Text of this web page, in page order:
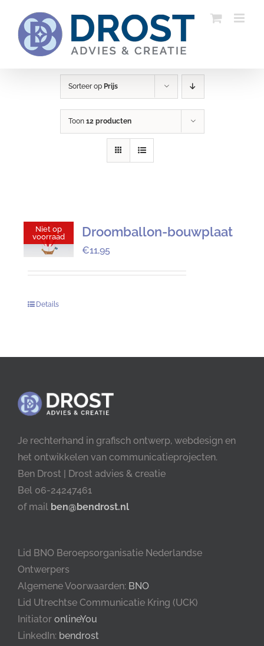
inhoud
Sorteer op Prijs
Toon 12 producten
Niet op
voorraad
Droomballon-bouwplaat
€11,95
Details
Je rechterhand in grafisch ontwerp, webdesign en
het ontwikkelen van communicatieprojecten.
Ben Drost | Drost advies & creatie
Bel 06-24247461
of mail ben@bendrost.nl
Lid BNO Beroepsorganisatie Nederlandse
Ontwerpers
Algemene Voorwaarden: BNO
Lid Utrechtse Communicatie Kring (UCK)
Initiator onlineYou
LinkedIn: bendrost